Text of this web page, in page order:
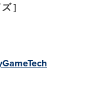
]